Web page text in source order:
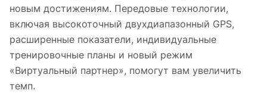
новым достижениям. Передовые технологии,
включая высокоточный двухдиапазонный GPS,
расширенные показатели, индивидуальные
тренировочные планы и новый режим
«Виртуальный партнер», помогут вам увеличить
темп.